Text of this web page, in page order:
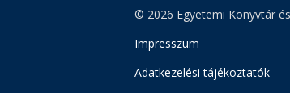
© 2026 Egyetemi Könyvtár
Impresszum
Adatkezelési tájékoztatók